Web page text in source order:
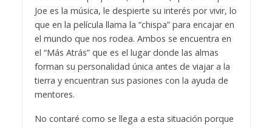
Joe es la música, le despierte su interés por vivir, lo
que en la película llama la “chispa” para encajar en
el mundo que nos rodea. Ambos se encuentra en
el “Más Atrás” que es el lugar donde las almas
forman su personalidad única antes de viajar a la
tierra y encuentran sus pasiones con la ayuda de
mentores.
No contaré como se llega a esta situación porque